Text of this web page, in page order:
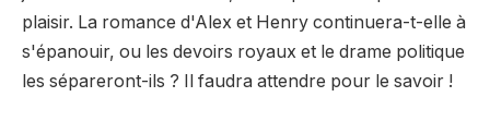
plaisir. La romance d'Alex et Henry continuera-t-elle à
s'épanouir, ou les devoirs royaux et le drame politique
les sépareront-ils ? Il faudra attendre pour le savoir !